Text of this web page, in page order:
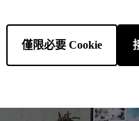
僅限必要 Cookie
援 4 人分割畫面，適
畫面。而這兩款具有